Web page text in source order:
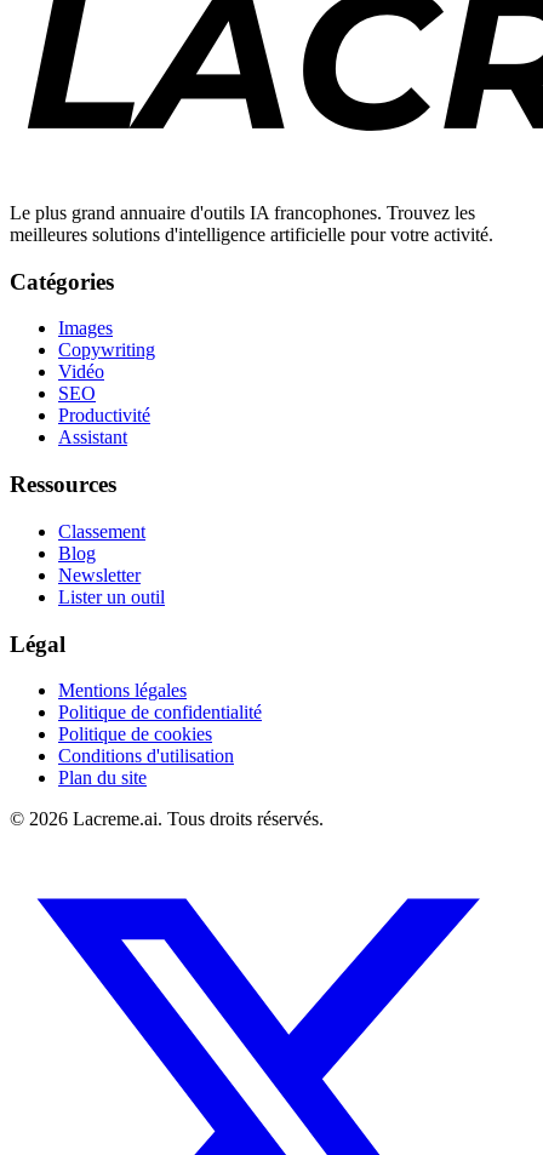
Le plus grand annuaire d'outils IA francophones. Trouvez les
meilleures solutions d'intelligence artificielle pour votre activité.
Catégories
Images
Copywriting
Vidéo
SEO
Productivité
Assistant
Ressources
Classement
Blog
Newsletter
Lister un outil
Légal
Mentions légales
Politique de confidentialité
Politique de cookies
Conditions d'utilisation
Plan du site
© 2026 Lacreme.ai. Tous droits réservés.